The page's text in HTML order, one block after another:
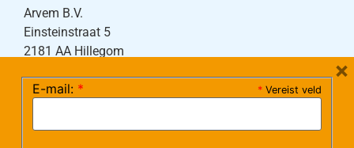
Arvem B.V.
Einsteinstraat 5
2181 AA Hillegom
(maandag – donderdag 08:30-17:15 uur / vrijdag
* Vereist veld
E-mail: *
×